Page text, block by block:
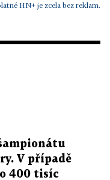
HN+ je zcela bez reklam.
V případě
400 tisíc